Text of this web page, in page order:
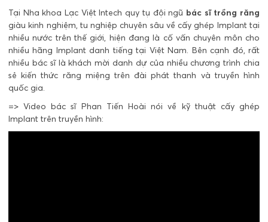
Tại Nha khoa Lạc Việt Intech quy tụ đội ngũ bác sĩ trồng răng
giàu kinh nghiệm, tu nghiệp chuyên sâu về cấy ghép Implant tại
nhiều nước trên thế giới, hiện đang là cố vấn chuyên môn cho
nhiều hãng Implant danh tiếng tại Việt Nam. Bên cạnh đó, rất
nhiều bác sĩ là khách mời danh dự của nhiều chương trình chia
sẻ kiến thức răng miệng trên đài phát thanh và truyền hình
quốc gia.
=> Video bác sĩ Phan Tiến Hoài nói về kỹ thuật cấy ghép
Implant trên truyền hình: